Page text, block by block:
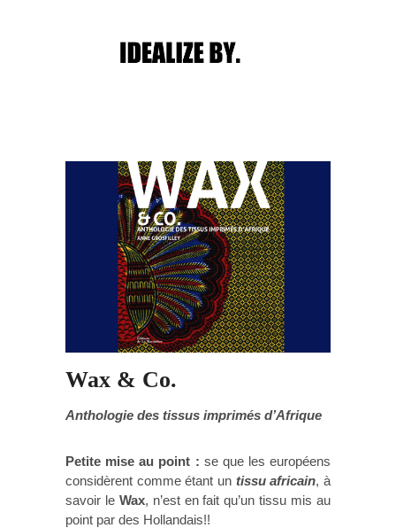
Post navigation
Wax & Co.
Anthologie des tissus imprimés d’Afrique
Petite mise au point : se que les européens
considèrent comme étant un tissu africain, à
savoir le Wax, n’est en fait qu’un tissu mis au
point par des Hollandais!!